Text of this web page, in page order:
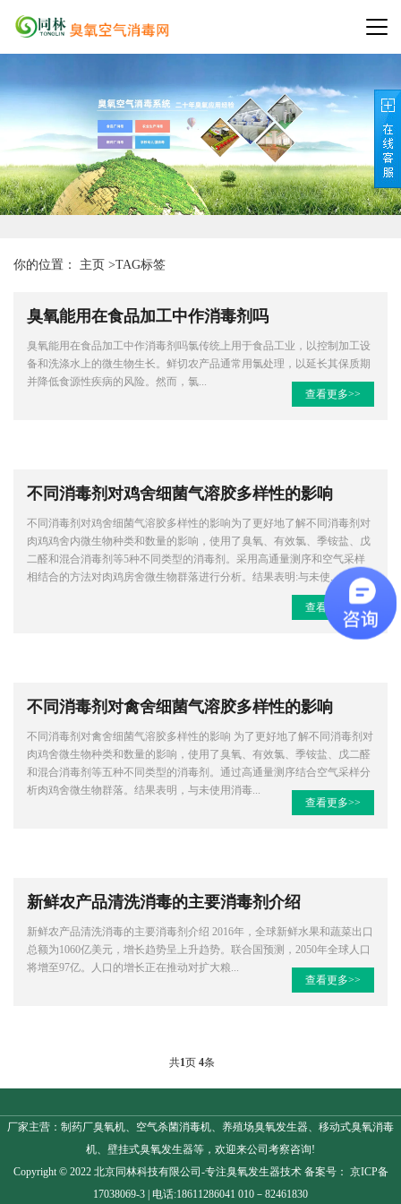
你的位置： 主页 >TAG标签
臭氧能用在食品加工中作消毒剂吗
臭氧能用在食品加工中作消毒剂吗氯传统上用于食品工业，以控制加工设
备和洗涤水上的微生物生长。鲜切农产品通常用氯处理，以延长其保质期
并降低食源性疾病的风险。然而，氯...
查看更多>>
不同消毒剂对鸡舍细菌气溶胶多样性的影响
不同消毒剂对鸡舍细菌气溶胶多样性的影响为了更好地了解不同消毒剂对
肉鸡鸡舍内微生物种类和数量的影响，使用了臭氧、有效氯、季铵盐、戊
二醛和混合消毒剂等5种不同类型的消毒剂。采用高通量测序和空气采样
相结合的方法对肉鸡房舍微生物群落进行分析。结果表明:与未使...
查看更多>>
不同消毒剂对禽舍细菌气溶胶多样性的影响
不同消毒剂对禽舍细菌气溶胶多样性的影响 为了更好地了解不同消毒剂对
肉鸡舍微生物种类和数量的影响，使用了臭氧、有效氯、季铵盐、戊二醛
和混合消毒剂等五种不同类型的消毒剂。通过高通量测序结合空气采样分
析肉鸡舍微生物群落。结果表明，与未使用消毒...
查看更多>>
新鲜农产品清洗消毒的主要消毒剂介绍
新鲜农产品清洗消毒的主要消毒剂介绍 2016年，全球新鲜水果和蔬菜出口
总额为1060亿美元，增长趋势呈上升趋势。联合国预测，2050年全球人口
将增至97亿。人口的增长正在推动对扩大粮...
查看更多>>
共1页 4条
厂家主营：制药厂臭氧机、空气杀菌消毒机、养殖场臭氧发生器、移动式臭氧消毒
机、壁挂式臭氧发生器等，欢迎来公司考察咨询!
Copyright © 2022 北京同林科技有限公司-专注臭氧发生器技术 备案号： 京ICP备
17038069-3 | 电话:18611286041 010－82461830